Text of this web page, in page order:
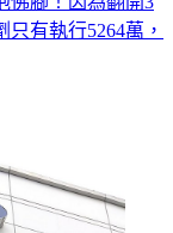
有執行5264萬，